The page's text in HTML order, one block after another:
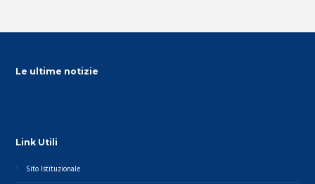
Le ultime notizie
Link Utili
Sito Istituzionale